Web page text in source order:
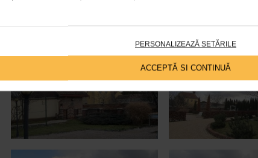
PERSONALIZEAZĂ SETĂRILE
ACCEPTĂ SI CONTINUĂ